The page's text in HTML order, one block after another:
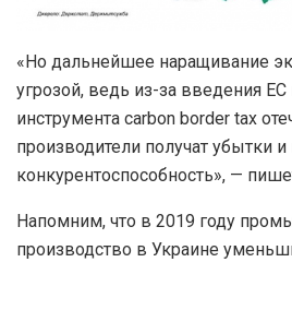
«Но дальнейшее наращивание
угрозой, ведь из-за введения ЕС
инструмента carbon border tax
производители получат убытки
конкурентоспособность», —
Напомним, что в 2019 году
производство в Украине